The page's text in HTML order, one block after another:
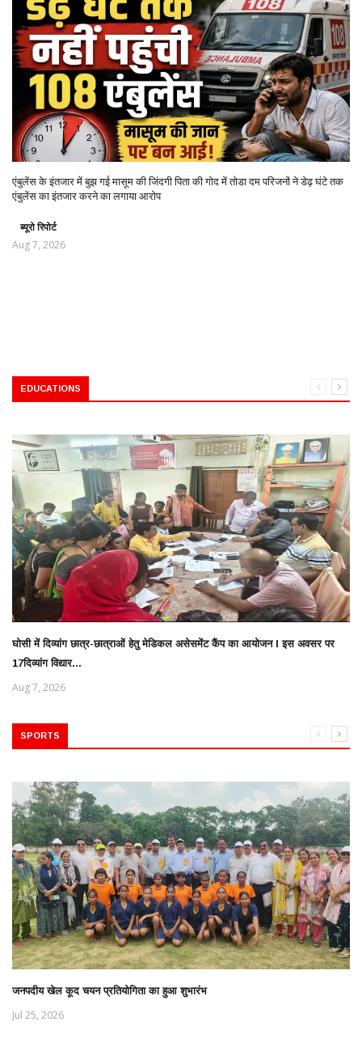
एंबुलेंस के इंतजार में बुझ गई मासूम की जिंदगी पिता की गोद में तोडा दम परिजनों ने डेढ़ घंटे तक
एंबुलेंस का इंतजार करने का लगाया आरोप
ब्यूरो रिपोर्ट
Aug 7, 2026
EDUCATIONS
घोसी में दिव्यांग छात्र-छात्राओं हेतु मेडिकल असेसमेंट कैंप का आयोजन l इस अवसर पर
17दिव्यांग विद्यार...
Aug 7, 2026
SPORTS
जनपदीय खेल कूद चयन प्रतियोगिता का हुआ शुभारंभ
Jul 25, 2026